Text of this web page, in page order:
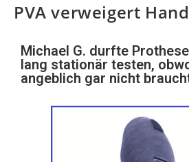
PVA verweigert
Michael G. durfte
lang stationär testen,
angeblich gar nicht